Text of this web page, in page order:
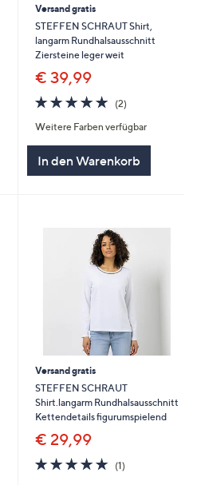
Versand gratis
STEFFEN SCHRAUT Shirt,
langarm Rundhalsausschnitt
Ziersteine leger weit
€ 39,99
5.0
von
5
(2)
Weitere Farben verfügbar
In den Warenkorb
Versand gratis
STEFFEN SCHRAUT
Shirt.langarm Rundhalsausschnitt
Kettendetails figurumspielend
€ 29,99
5.0
von
(1)1